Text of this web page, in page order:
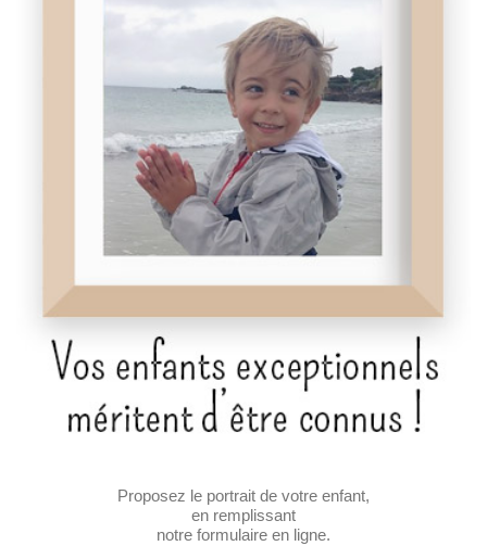
Proposez le portrait de votre enfant,
en remplissant
notre formulaire en ligne.